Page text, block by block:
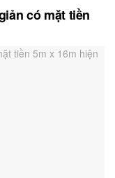
có mặt tiền